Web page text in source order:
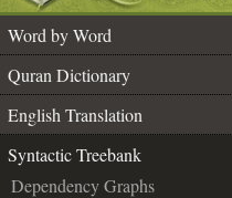
Word by Word
Quran Dictionary
English Translation
Syntactic Treebank
Dependency Graphs